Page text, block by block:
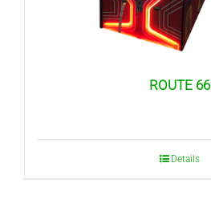
ROUTE 66
Details